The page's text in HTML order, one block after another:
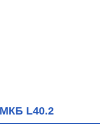
L40.2